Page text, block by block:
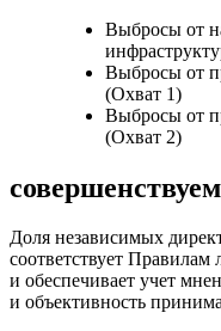
Выбросы от
Выбросы от
(Охват 1)
Выбросы от
(Охват 2)
совершенствуем
Доля независимых
соответствует
и обеспечивает учет
и объективность